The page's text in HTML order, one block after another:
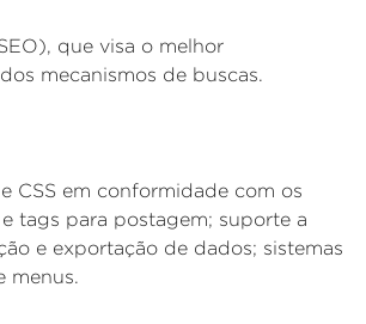
que visa o melhor
mecanismos de buscas.
CSS em conformidade com os
tags para postagem; suporte a
e exportação de dados; sistemas
menus.